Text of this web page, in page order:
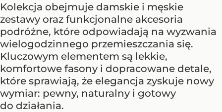
Kolekcja obejmuje damskie i męskie
zestawy oraz funkcjonalne akcesoria
podróżne, które odpowiadają na wyzwania
wielogodzinnego przemieszczania się.
Kluczowym elementem są lekkie,
komfortowe fasony i dopracowane detale,
które sprawiają, że elegancja zyskuje nowy
wymiar: pewny, naturalny i gotowy
do działania.